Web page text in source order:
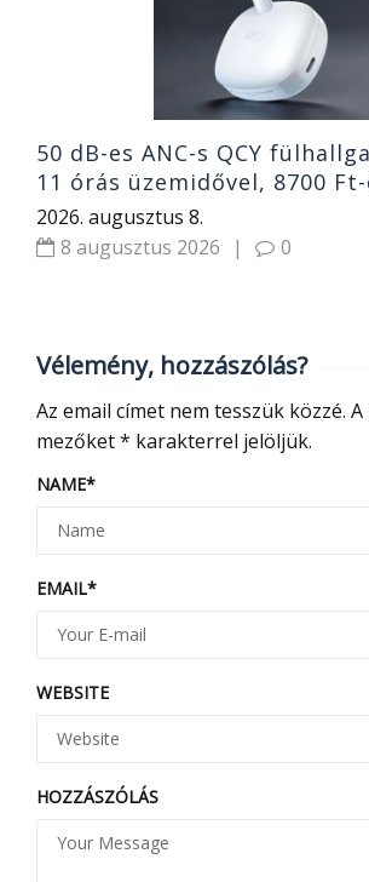
50 dB-es ANC-s QCY
11 órás üzemidővel, 8700
2026. augusztus 8.
8 augusztus 2026
| 0
Vélemény, hozzászólás?
Az email címet nem tesszük közzé. A
mezőket* karakterrel jelöljük.
NAME*
EMAIL*
WEBSITE
HOZZÁSZÓLÁS